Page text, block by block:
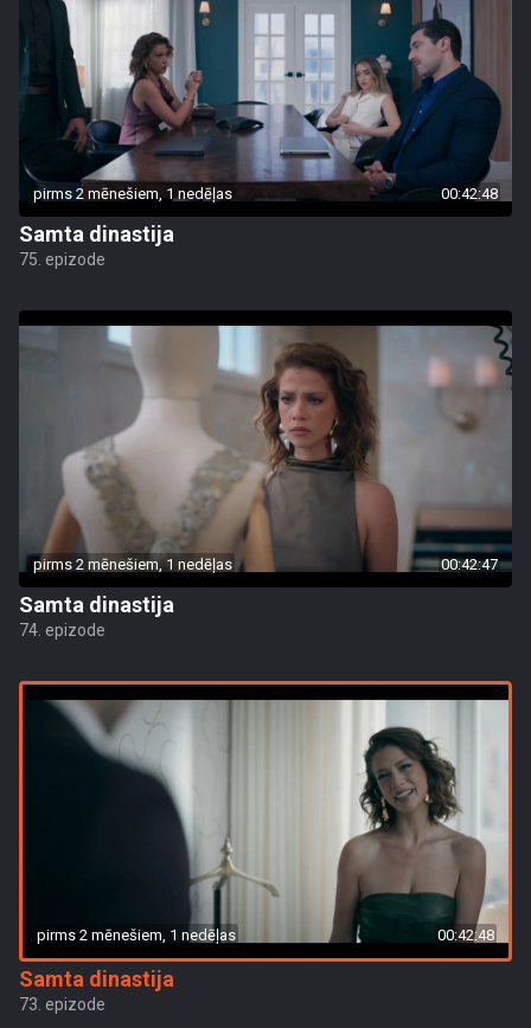
pirms 2 mēnešiem, 1 nedēļas 00:42:48
Samta dinastija
75. epizode
pirms 2 mēnešiem, 1 nedēļas 00:42:47
Samta dinastija
74. epizode
pirms 2 mēnešiem, 1 nedēļas 00:42:48
Samta dinastija
73. epizode